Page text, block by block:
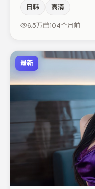
张译在片中承担叙事驱
剧/悬疑调剂（视场次而
日韩 高清
6.5万 104个月前
最新